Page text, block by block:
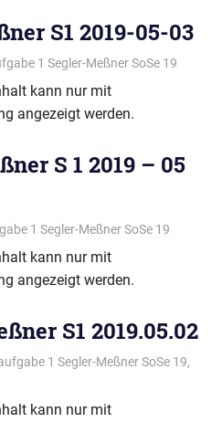
S1 2019-05-03
1 Segler-Meßner SoSe 19
kann nur mit
angezeigt werden.
S 1 2019 – 05
1 Segler-Meßner SoSe 19
kann nur mit
angezeigt werden.
S1 2019.05.02
1 Segler-Meßner SoSe 19,
kann nur mit